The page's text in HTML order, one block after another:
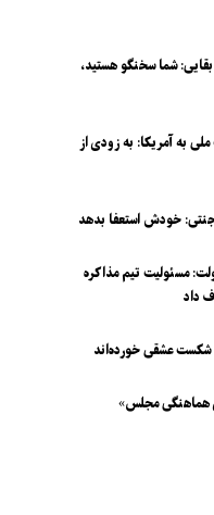
شما سخنگو هستید،
به آمریکا: به زودی از
خودش استعفا بدهد
مسئولیت تیم مذاکره
داد
شکست عشقی خورده‌اند
هماهنگی مجلس»